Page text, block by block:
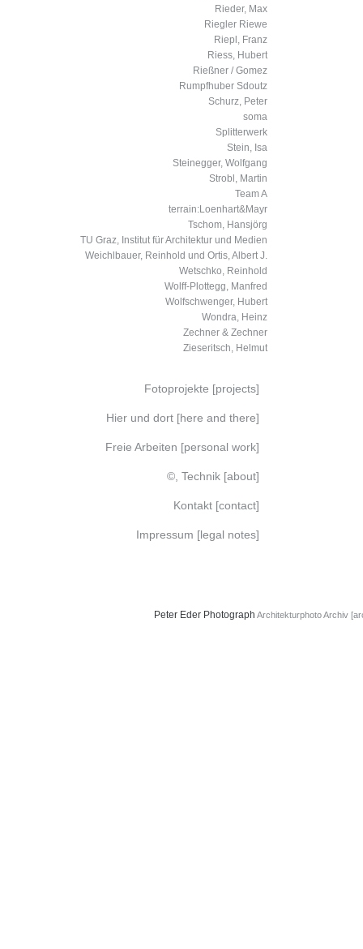
Rieder, Max
Riegler Riewe
Riepl, Franz
Riess, Hubert
Rießner / Gomez
Rumpfhuber Sdoutz
Schurz, Peter
soma
Splitterwerk
Stein, Isa
Steinegger, Wolfgang
Strobl, Martin
Team A
terrain:Loenhart&Mayr
Tschom, Hansjörg
TU Graz, Institut für Architektur und Medien
Weichlbauer, Reinhold und Ortis, Albert J.
Wetschko, Reinhold
Wolff-Plottegg, Manfred
Wolfschwenger, Hubert
Wondra, Heinz
Zechner & Zechner
Zieseritsch, Helmut
Fotoprojekte [projects]
Hier und dort [here and there]
Freie Arbeiten [personal work]
©, Technik [about]
Kontakt [contact]
Impressum [legal notes]
Peter Eder Photograph Architekturphoto Archiv